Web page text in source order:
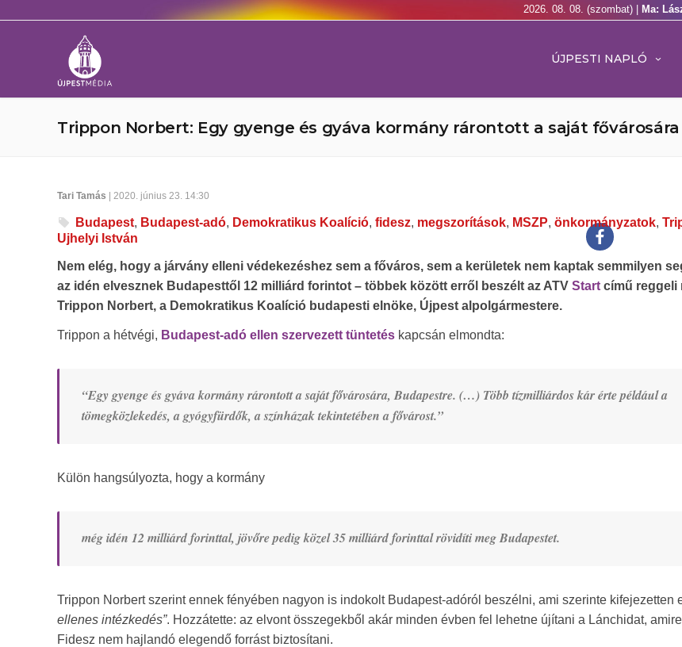
2026. 08. 08. (szombat) | Ma:
ÚJPESTI NAPLÓ
Trippon Norbert: Egy gyenge és gyáva kormány rárontott a saját fővárosára
Tari Tamás | 2020. június 23. 14:30
Budapest, Budapest-adó, Demokratikus Koalíció, fidesz, megszorítások, MSZP, önkormányzatok,
Ujhelyi István
Nem elég, hogy a járvány elleni védekezéshez sem a főváros, sem a kerületek nem kaptak semmilyen
az idén elvesznek Budapesttől 12 milliárd forintot – többek között erről beszélt az ATV Start című reggeli
Trippon Norbert, a Demokratikus Koalíció budapesti elnöke, Újpest alpolgármestere.
Trippon a hétvégi, Budapest-adó ellen szervezett tüntetés kapcsán elmondta:
“Egy gyenge és gyáva kormány rárontott a saját fővárosára, Budapestre. (…) Több tízmilliárdos kár érte például a
tömegközlekedés, a gyógyfürdők, a színházak tekintetében a fővárost.”
Külön hangsúlyozta, hogy a kormány
még idén 12 milliárd forinttal, jövőre pedig közel 35 milliárd forinttal rövidíti meg Budapestet.
Trippon Norbert szerint ennek fényében nagyon is indokolt Budapest-adóról beszélni, ami szerinte kifejezetten
ellenes intézkedés”. Hozzátette: az elvont összegekből akár minden évben fel lehetne újítani a Lánchidat,
Fidesz nem hajlandó elegendő forrást biztosítani.